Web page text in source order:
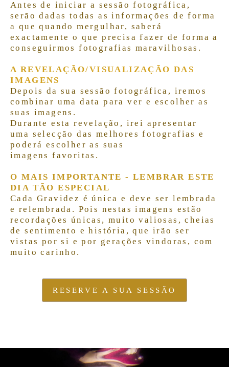
Antes de iniciar a sessão fotográfica,
serão dadas todas as informações de forma
a que quando mergulhar, saberá
exactamente o que precisa fazer de forma a
conseguirmos fotografias maravilhosas.
A REVELAÇÃO/VISUALIZAÇÃO DAS
IMAGENS
Depois da sua sessão fotográfica, iremos
combinar uma data para ver e escolher as
suas imagens.
Durante esta revelação, irei apresentar
uma selecção das melhores fotografias e
poderá escolher as suas
imagens favoritas.
O MAIS IMPORTANTE - LEMBRAR ESTE
DIA TÃO ESPECIAL
Cada Gravidez é única e deve ser lembrada
e relembrada. Pois nestas imagens estão
recordações únicas, muito valiosas, cheias
de sentimento e história, que irão ser
vistas por si e por gerações vindoras, com
muito carinho.
RESERVE A SUA SESSÃO